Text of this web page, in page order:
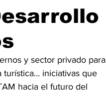
y sector privado para
turística… iniciativas que
hacia el futuro del